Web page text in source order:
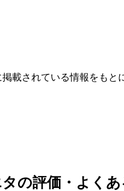
載されている情報をも
の評価・よくあ